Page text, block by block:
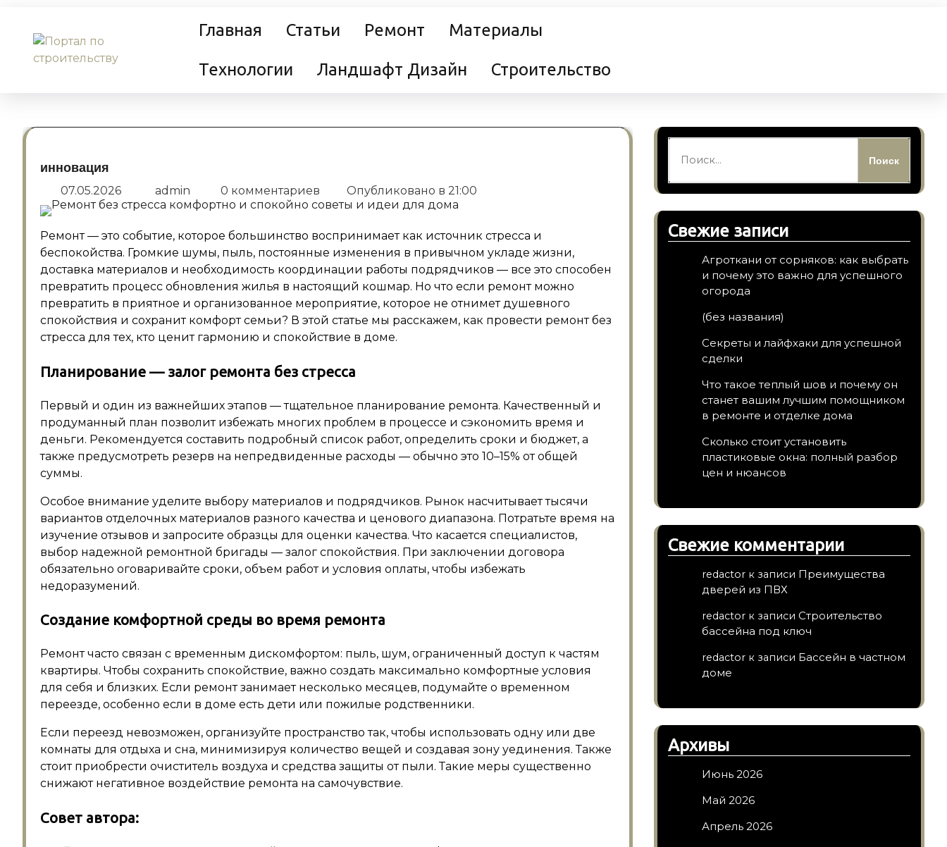
содержанию
Главная Статьи Ремонт Материалы
Технологии Ландшафт Дизайн Строительство
инновация
07.05.2026 admin 0 комментариев Опубликовано в 21:00
Ремонт — это событие, которое большинство воспринимает как источник стресса и
беспокойства. Громкие шумы, пыль, постоянные изменения в привычном укладе жизни,
доставка материалов и необходимость координации работы подрядчиков — все это способен
превратить процесс обновления жилья в настоящий кошмар. Но что если ремонт можно
превратить в приятное и организованное мероприятие, которое не отнимет душевного
спокойствия и сохранит комфорт семьи? В этой статье мы расскажем, как провести ремонт без
стресса для тех, кто ценит гармонию и спокойствие в доме.
Планирование — залог ремонта без стресса
Первый и один из важнейших этапов — тщательное планирование ремонта. Качественный и
продуманный план позволит избежать многих проблем в процессе и сэкономить время и
деньги. Рекомендуется составить подробный список работ, определить сроки и бюджет, а
также предусмотреть резерв на непредвиденные расходы — обычно это 10–15% от общей
суммы.
Особое внимание уделите выбору материалов и подрядчиков. Рынок насчитывает тысячи
вариантов отделочных материалов разного качества и ценового диапазона. Потратьте время на
изучение отзывов и запросите образцы для оценки качества. Что касается специалистов,
выбор надежной ремонтной бригады — залог спокойствия. При заключении договора
обязательно оговаривайте сроки, объем работ и условия оплаты, чтобы избежать
недоразумений.
Создание комфортной среды во время ремонта
Ремонт часто связан с временным дискомфортом: пыль, шум, ограниченный доступ к частям
квартиры. Чтобы сохранить спокойствие, важно создать максимально комфортные условия
для себя и близких. Если ремонт занимает несколько месяцев, подумайте о временном
переезде, особенно если в доме есть дети или пожилые родственники.
Если переезд невозможен, организуйте пространство так, чтобы использовать одну или две
комнаты для отдыха и сна, минимизируя количество вещей и создавая зону уединения. Также
стоит приобрести очиститель воздуха и средства защиты от пыли. Такие меры существенно
снижают негативное воздействие ремонта на самочувствие.
Совет автора:
Свежие записи
Агроткани от сорняков: как выбрать
и почему это важно для успешного
огорода
(без названия)
Секреты и лайфхаки для успешной
сделки
Что такое теплый шов и почему он
станет вашим лучшим помощником
в ремонте и отделке дома
Сколько стоит установить
пластиковые окна: полный разбор
цен и нюансов
Свежие комментарии
redactor к записи Преимущества
дверей из ПВХ
redactor к записи Строительство
бассейна под ключ
redactor к записи Бассейн в частном
доме
Архивы
Июнь 2026
Май 2026
Апрель 2026